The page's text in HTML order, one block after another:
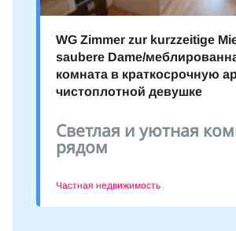
WG Zimmer zur kurzzeitige
saubere Dame/
комната в краткосрочную
чистоплотной девушке
Светлая и уютная
рядом
Частная недвижимость